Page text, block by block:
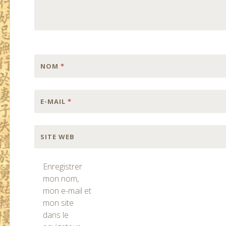
NOM*
E-MAIL*
SITE WEB
Enregistrer
mon nom,
mon e-mail et
mon site
dans le